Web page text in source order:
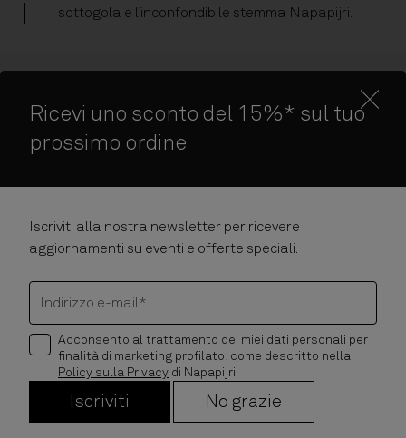
sottogola e l’inconfondibile stemma Napapijri.
Consegna e Resi
Completa Il look
Ricevi uno sconto del 15%* sul tuo
prossimo ordine
Iscriviti alla nostra newsletter per ricevere
aggiornamenti su eventi e offerte speciali.
Indirizzo e-mail*
Acconsento al trattamento dei miei dati personali per
finalità di marketing profilato, come descritto nella
Policy sulla Privacy di Napapijri
Iscriviti No grazie